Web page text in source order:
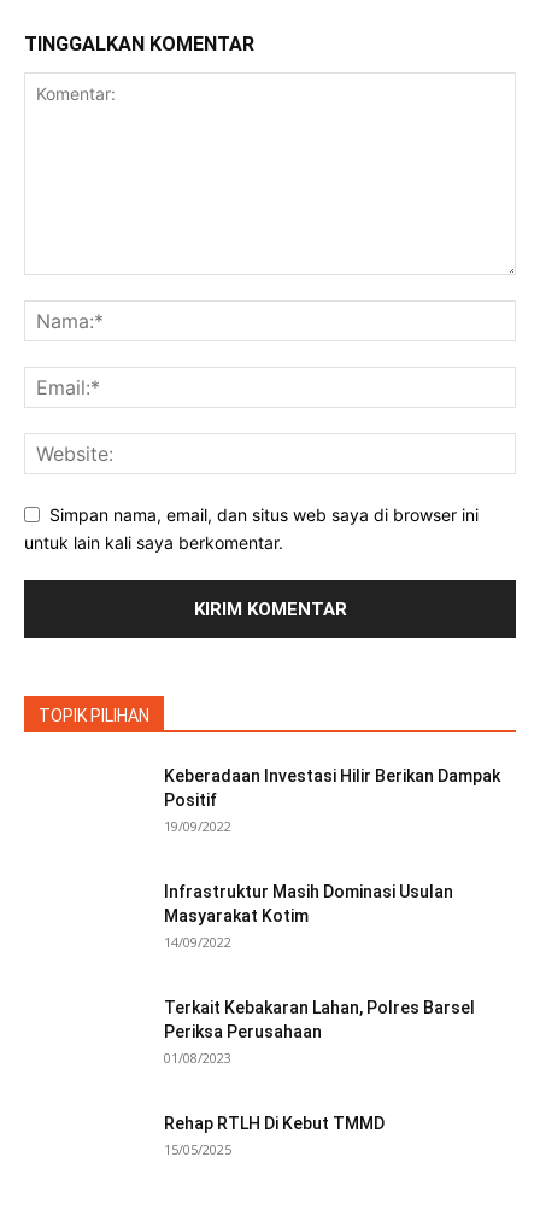
TINGGALKAN KOMENTAR
Simpan nama, email, dan situs web saya di browser ini
untuk lain kali saya berkomentar.
TOPIK PILIHAN
Keberadaan Investasi Hilir Berikan Dampak
Positif
19/09/2022
Infrastruktur Masih Dominasi Usulan
Masyarakat Kotim
14/09/2022
Terkait Kebakaran Lahan, Polres Barsel
Periksa Perusahaan
01/08/2023
Rehap RTLH Di Kebut TMMD
15/05/2025